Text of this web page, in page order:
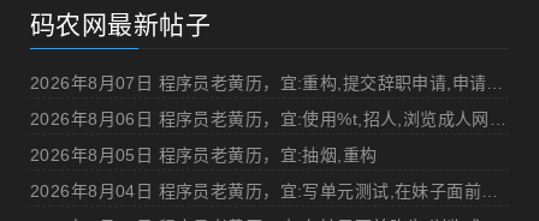
码农网最新帖子
2026年8月05日 程序员老黄历，宜:抽烟,重构